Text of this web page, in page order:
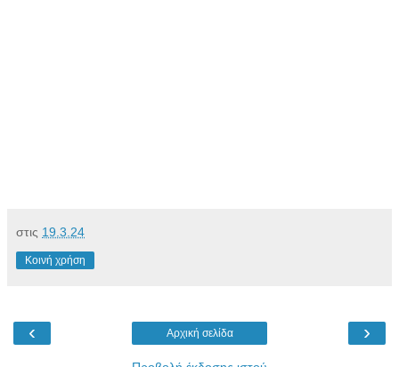
στις 19.3.24
Κοινή χρήση
‹ ›
Αρχική σελίδα